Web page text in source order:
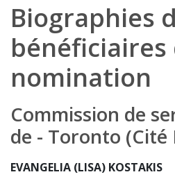
Biographies
bénéficiaires
nomination
Commission de
de - Toronto (Cité
EVANGELIA (LISA) KOSTAKIS